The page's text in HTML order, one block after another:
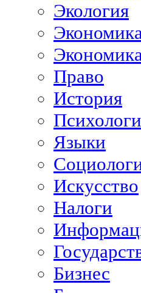
Экология
Право
История
Языки
Искусство
Налоги
Бизнес